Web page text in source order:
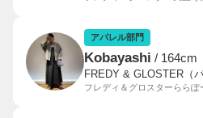
NEWS
ABOUT SOTY
投票方法
Follow Us
アパレル部門
Kobayashi / 164cm
FREDY & GLOSTER（
フレディ＆グロスターららぽ